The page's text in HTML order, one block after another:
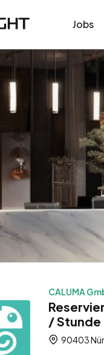
Jobs
CALUMA
/ Stunde
90403